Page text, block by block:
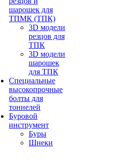
шарошек для
ТПМК (ТПК)
3D модели
резцов для
ТПК
3D модели
шарошек
для ТПК
Специальные
высокопрочные
болты для
тоннелей
Буровой
инструмент
Буры
Шнеки